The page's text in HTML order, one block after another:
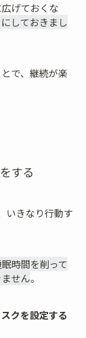
げておくな
しておきまし
で、継続が楽
する
いきなり行動す
時間を削って
せん。
クを設定する